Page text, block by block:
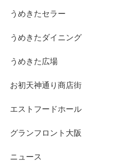
うめきたセラー
うめきたダイニング
うめきた広場
お初天神通り商店街
エストフードホール
グランフロント大阪
ニュース